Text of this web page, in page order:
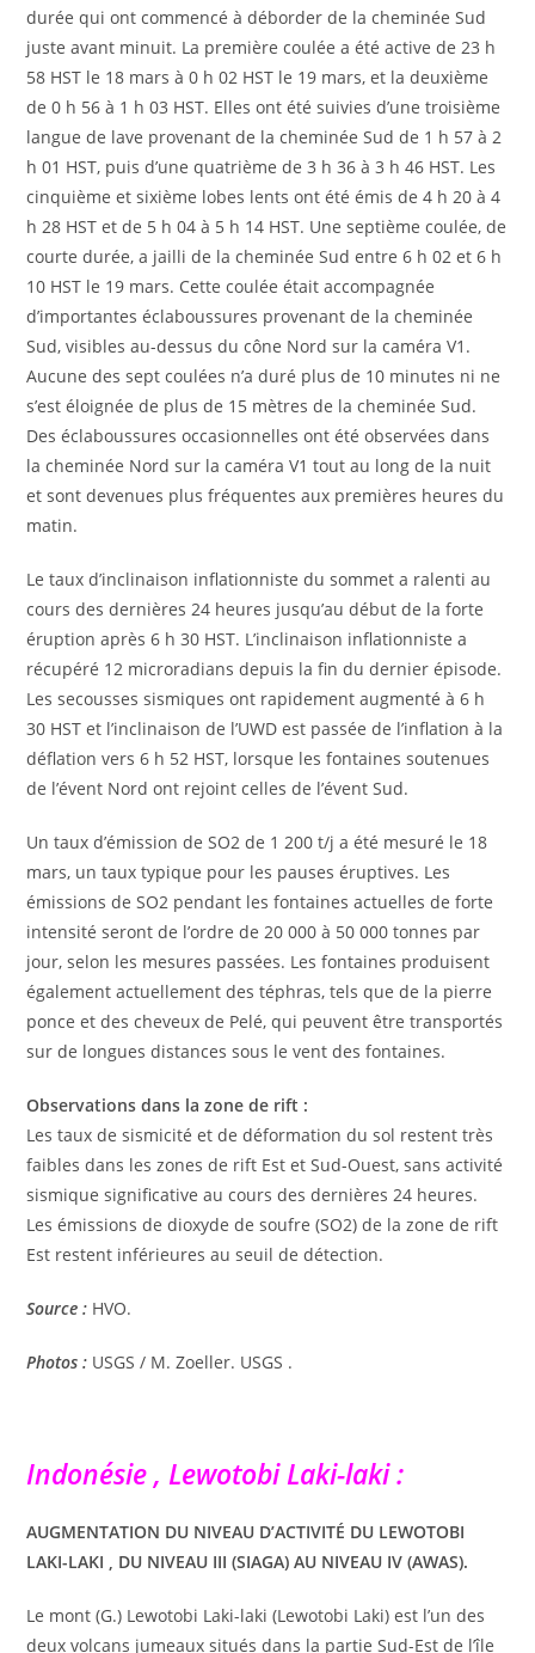
durée qui ont commencé à déborder de la cheminée Sud
juste avant minuit. La première coulée a été active de 23 h
58 HST le 18 mars à 0 h 02 HST le 19 mars, et la deuxième
de 0 h 56 à 1 h 03 HST. Elles ont été suivies d’une troisième
langue de lave provenant de la cheminée Sud de 1 h 57 à 2
h 01 HST, puis d’une quatrième de 3 h 36 à 3 h 46 HST. Les
cinquième et sixième lobes lents ont été émis de 4 h 20 à 4
h 28 HST et de 5 h 04 à 5 h 14 HST. Une septième coulée, de
courte durée, a jailli de la cheminée Sud entre 6 h 02 et 6 h
10 HST le 19 mars. Cette coulée était accompagnée
d’importantes éclaboussures provenant de la cheminée
Sud, visibles au-dessus du cône Nord sur la caméra V1.
Aucune des sept coulées n’a duré plus de 10 minutes ni ne
s’est éloignée de plus de 15 mètres de la cheminée Sud.
Des éclaboussures occasionnelles ont été observées dans
la cheminée Nord sur la caméra V1 tout au long de la nuit
et sont devenues plus fréquentes aux premières heures du
matin.
Le taux d’inclinaison inflationniste du sommet a ralenti au
cours des dernières 24 heures jusqu’au début de la forte
éruption après 6 h 30 HST. L’inclinaison inflationniste a
récupéré 12 microradians depuis la fin du dernier épisode.
Les secousses sismiques ont rapidement augmenté à 6 h
30 HST et l’inclinaison de l’UWD est passée de l’inflation à la
déflation vers 6 h 52 HST, lorsque les fontaines soutenues
de l’évent Nord ont rejoint celles de l’évent Sud.
Un taux d’émission de SO2 de 1 200 t/j a été mesuré le 18
mars, un taux typique pour les pauses éruptives. Les
émissions de SO2 pendant les fontaines actuelles de forte
intensité seront de l’ordre de 20 000 à 50 000 tonnes par
jour, selon les mesures passées. Les fontaines produisent
également actuellement des téphras, tels que de la pierre
ponce et des cheveux de Pelé, qui peuvent être transportés
sur de longues distances sous le vent des fontaines.
Observations dans la zone de rift :
Les taux de sismicité et de déformation du sol restent très
faibles dans les zones de rift Est et Sud-Ouest, sans activité
sismique significative au cours des dernières 24 heures.
Les émissions de dioxyde de soufre (SO2) de la zone de rift
Est restent inférieures au seuil de détection.
Source : HVO.
Photos : USGS / M. Zoeller. USGS .
Indonésie , Lewotobi Laki-laki :
AUGMENTATION DU NIVEAU D’ACTIVITÉ DU LEWOTOBI
LAKI-LAKI , DU NIVEAU III (SIAGA) AU NIVEAU IV (AWAS).
Le mont (G.) Lewotobi Laki-laki (Lewotobi Laki) est l’un des
deux volcans jumeaux situés dans la partie Sud-Est de l’île